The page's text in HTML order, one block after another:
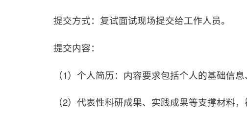
提交方式：复试面试现场提交给工作人员。
提交内容：
（1）个人简历：内容要求包括个人的基础信
（2）代表性科研成果、实践成果等支撑材料